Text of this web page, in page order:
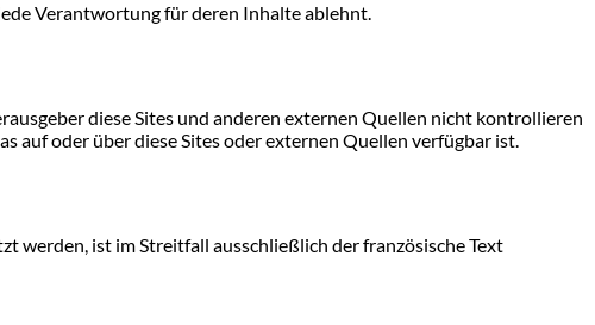
Verantwortung für deren Inhalte ablehnt.
diese Sites und anderen externen Quellen nicht kontrollieren
auf oder über diese Sites oder externen Quellen verfügbar ist.
werden, ist im Streitfall ausschließlich der französische Text